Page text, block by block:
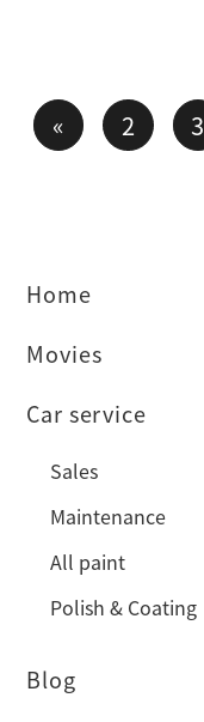
« 2 3
Home
Movies
Car service
Sales
Maintenance
All paint
Polish & Coating
Blog